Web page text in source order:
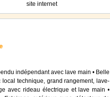
site internet
indépendant avec lave main • Belle
technique, grand rangement, lave-
avec rideau électrique et lave main •